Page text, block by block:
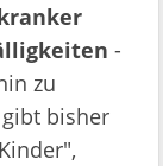
-
zu
bisher